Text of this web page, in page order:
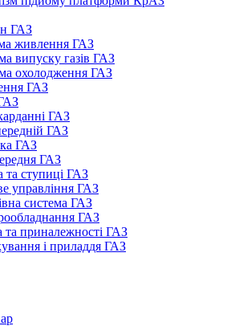
ГАЗ
живлення ГАЗ
випуску газів ГАЗ
охолодження ГАЗ
ГАЗ
ГАЗ
ГАЗ
ГАЗ
ГАЗ
та ступиці ГАЗ
управління ГАЗ
система ГАЗ
ГАЗ
та приналежності ГАЗ
і приладдя ГАЗ